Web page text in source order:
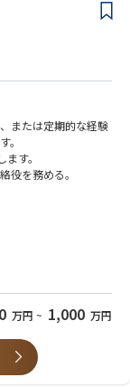
キング」の概念に基
るCSVプロセスの効
デューデリジェンス
事項および推奨事
をDX・ITおよびク
ます。入社後はグ
ータインテグリテ
ールでさらに深める
上を通じてシニアマ
）へのキ
まらずR&D・PV・M
範なGxP品質保証
います。AI/ML等の
）
を持ち改善を推進
での協働能力
・QA管理職への適時
らの限定的な指導
関するCSVの実務
技術移転の経験（シ
サー監査）の対応
い知識
ム評価のための監査
または定期的な経験
。
す。
役を務める。
万円 ~ 1,000 万円